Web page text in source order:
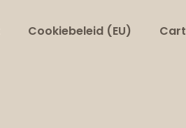
Cookiebeleid (EU) Cart